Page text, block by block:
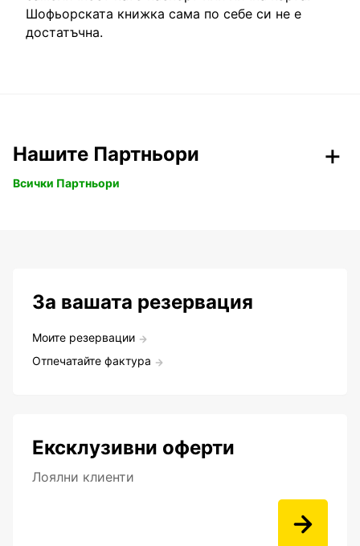
Шофьорската книжка сама по себе си не е
достатъчна.
Нашите Партньори
Всички Партньори
За вашата резервация
Моите резервации
Отпечатайте фактура
Ексклузивни оферти
Лоялни клиенти